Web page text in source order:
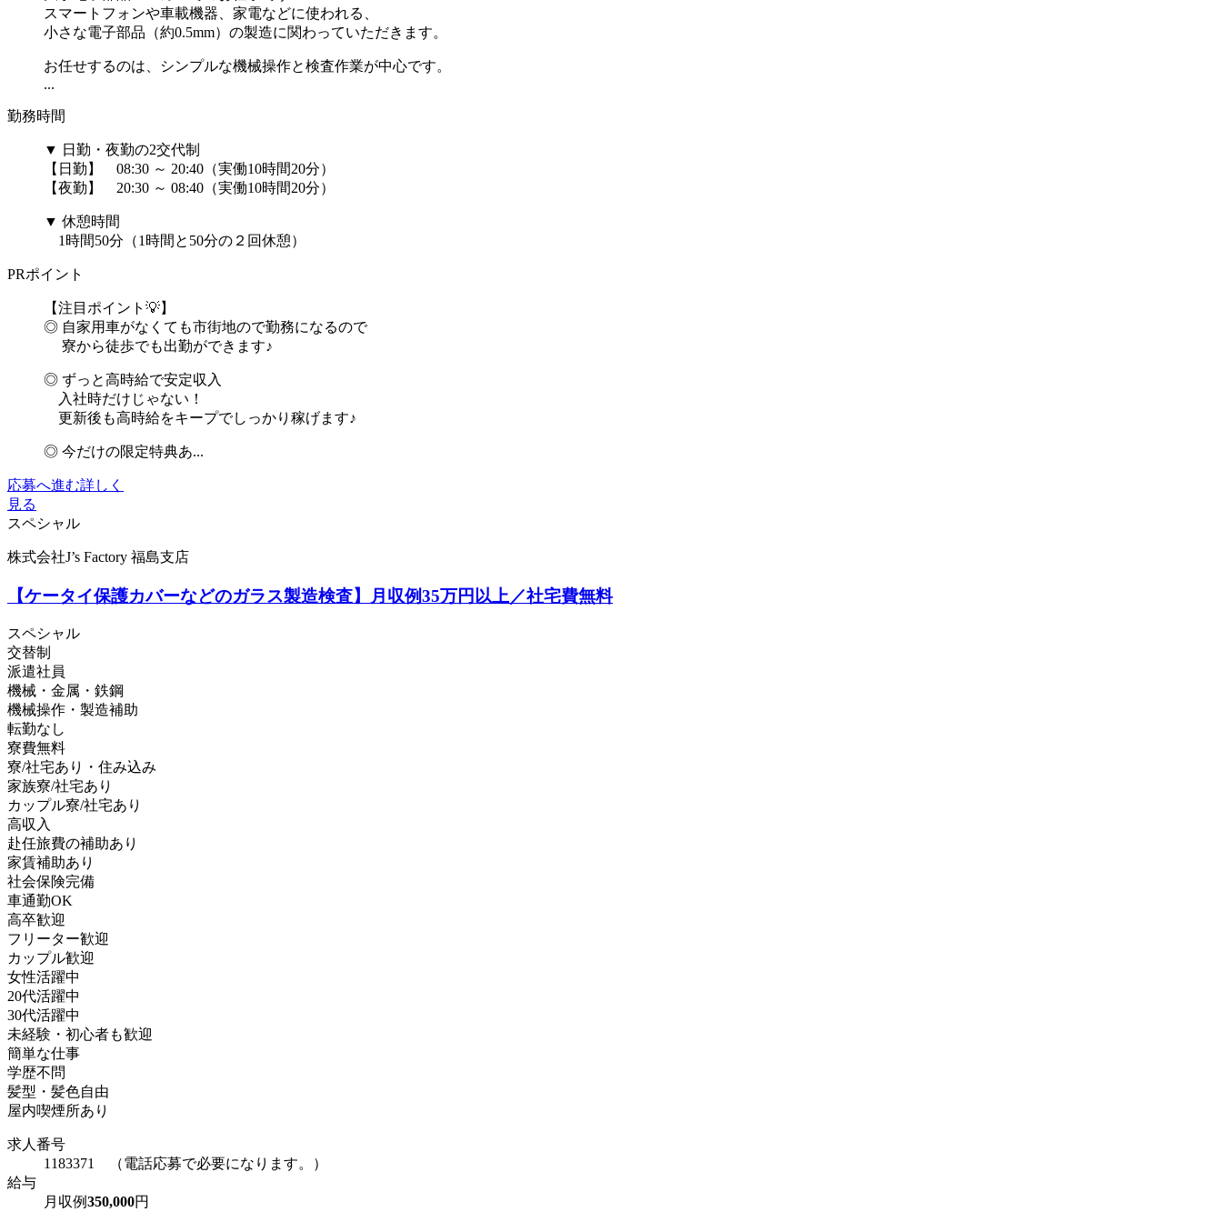
スマートフォンや車載機器、家電などに使われる、
小さな電子部品（約0.5mm）の製造に関わっていただきます。
お任せするのは、シンプルな機械操作と検査作業が中心です。
...
勤務時間
▼ 日勤・夜勤の2交代制
【日勤】 08:30 ～ 20:40（実働10時間20分）
【夜勤】 20:30 ～ 08:40（実働10時間20分）
▼ 休憩時間
1時間50分（1時間と50分の２回休憩）
PRポイント
【注目ポイント💡】
◎ 自家用車がなくても市街地ので勤務になるので
寮から徒歩でも出勤ができます♪
◎ ずっと高時給で安定収入
入社時だけじゃない！
更新後も高時給をキープでしっかり稼げます♪
◎ 今だけの限定特典あ...
応募へ進む詳しく
見る
スペシャル
株式会社J’s Factory 福島支店
【ケータイ保護カバーなどのガラス製造検査】月収例35万円以上／社宅費無料
スペシャル
交替制
派遣社員
機械・金属・鉄鋼
機械操作・製造補助
転勤なし
寮費無料
寮/社宅あり・住み込み
家族寮/社宅あり
カップル寮/社宅あり
高収入
赴任旅費の補助あり
家賃補助あり
社会保険完備
車通勤OK
高卒歓迎
フリーター歓迎
カップル歓迎
女性活躍中
20代活躍中
30代活躍中
未経験・初心者も歓迎
簡単な仕事
学歴不問
髪型・髪色自由
屋内喫煙所あり
求人番号
1183371 （電話応募で必要になります。）
給与
月収例350,000円